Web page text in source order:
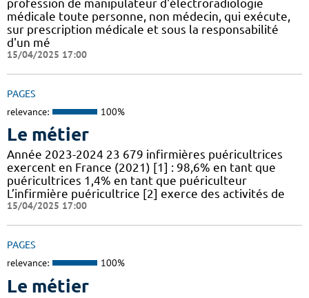
profession de manipulateur d'électroradiologie
médicale toute personne, non médecin, qui exécute,
sur prescription médicale et sous la responsabilité
d'un mé
15/04/2025 17:00
PAGES
relevance: 100%
Le métier
Année 2023-2024 23 679 infirmières puéricultrices
exercent en France (2021) [1] : 98,6% en tant que
puéricultrices 1,4% en tant que puériculteur
L’infirmière puéricultrice [2] exerce des activités de
15/04/2025 17:00
PAGES
relevance: 100%
Le métier